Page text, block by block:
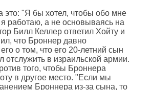
это: "Я бы хотел, чтобы обо мне
я работаю, а не основываясь на
Билл Келлер ответил Хойту и
что Броннер давно
о том, что его 20-летний сын
отслужить в израильской армии.
того, чтобы Броннера
в другое место. "Если мы
Броннера из-за сына, то